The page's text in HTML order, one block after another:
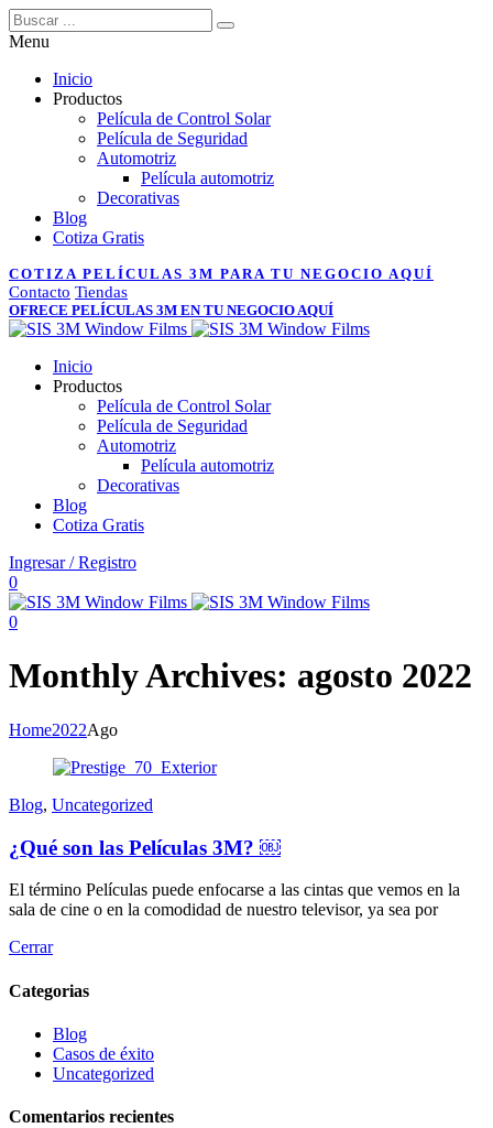
Menu
Inicio
Productos
Película de Control Solar
Película de Seguridad
Automotriz
Película automotriz
Decorativas
Blog
Cotiza Gratis
COTIZA PELÍCULAS 3M PARA TU NEGOCIO AQUÍ
Contacto Tiendas
OFRECE PELÍCULAS 3M EN TU NEGOCIO AQUÍ
Inicio
Productos
Película de Control Solar
Película de Seguridad
Automotriz
Película automotriz
Decorativas
Blog
Cotiza Gratis
Ingresar / Registro
0
0
Monthly Archives: agosto 2022
Home2022Ago
Blog, Uncategorized
¿Qué son las Películas 3M? ￼
El término Películas puede enfocarse a las cintas que vemos en la
sala de cine o en la comodidad de nuestro televisor, ya sea por
Cerrar
Categorias
Blog
Casos de éxito
Uncategorized
Comentarios recientes